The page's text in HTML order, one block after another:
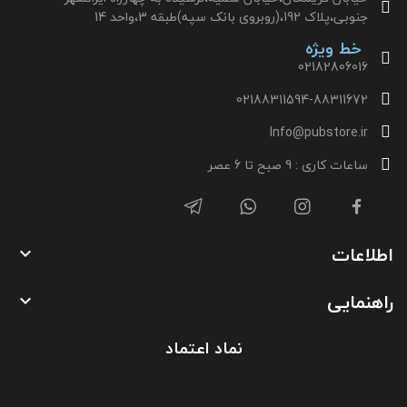
جنوبی،پلاک 192،(روبروی بانک سپه)طبقه 3،واحد 14
خط ویژه
02182806016
02188311594-88311672
Info@pubstore.ir
ساعات کاری : 9 صبح تا 6 عصر
اطلاعات 
راهنمایی 
نماد اعتماد